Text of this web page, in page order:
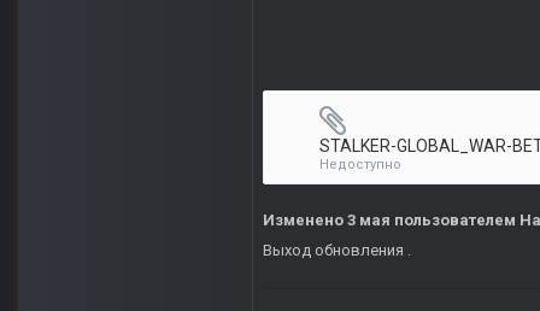
Недоступно
Изменено 3 мая пользователем
Выход обновления .